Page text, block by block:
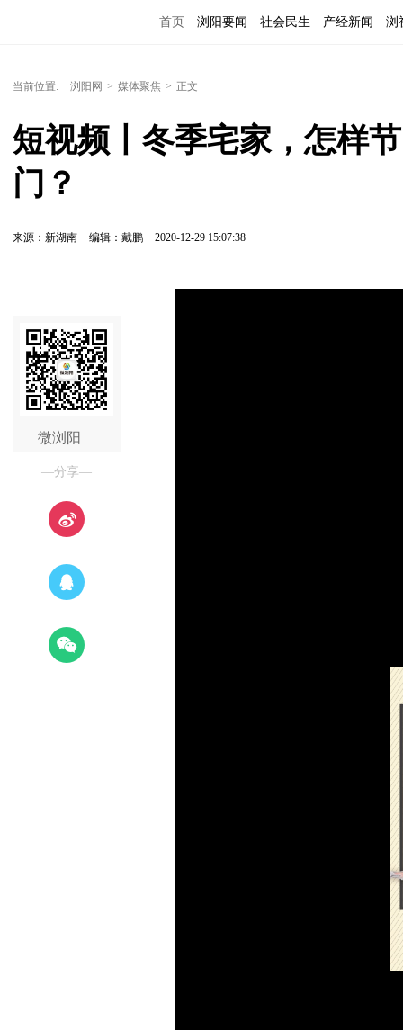
首页 浏阳要闻 社会民生 产经新闻 浏
当前位置: 浏阳网 > 媒体聚焦 > 正文
短视频丨冬季宅家，怎样
门？
来源：新湖南 编辑：戴鹏 2020-12-29 15:07:38
微浏阳
—分享—